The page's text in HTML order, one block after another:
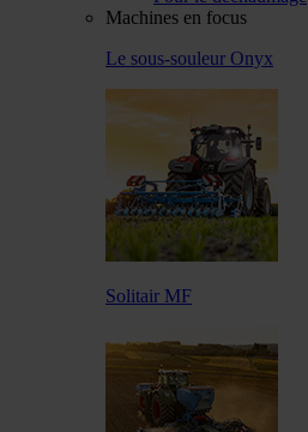
Machines en focus
Le sous-souleur Onyx
Solitair MF